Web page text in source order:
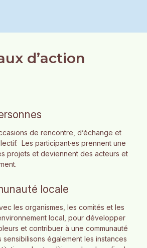
d’action
de rencontre, d’échange et
Les participant·es prennent une
projets et deviennent des acteurs et
locale
les organismes, les comités et les
local, pour développer
et contribuer à une communauté
également les instances